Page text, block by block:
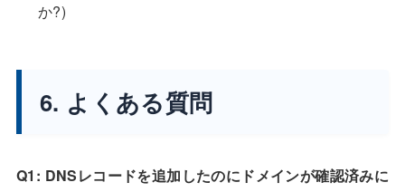
か?)
6. よくある質問
Q1: DNSレコードを追加したのにドメインが確認済みに